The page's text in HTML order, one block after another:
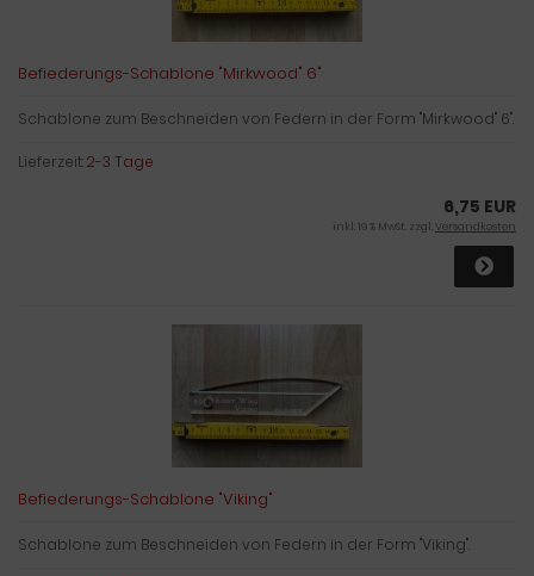
Befiederungs-Schablone "Mirkwood" 6"
Schablone zum Beschneiden von Federn in der Form "Mirkwood" 6".
Lieferzeit:2-3 Tage
6,75 EUR
inkl. 19 % MwSt. zzgl.Versandkosten
Befiederungs-Schablone "Viking"
Schablone zum Beschneiden von Federn in der Form "Viking".